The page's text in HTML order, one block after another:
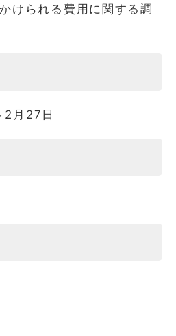
けられる費用に関する調
月27日